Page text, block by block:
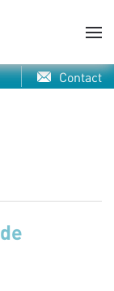
Contact